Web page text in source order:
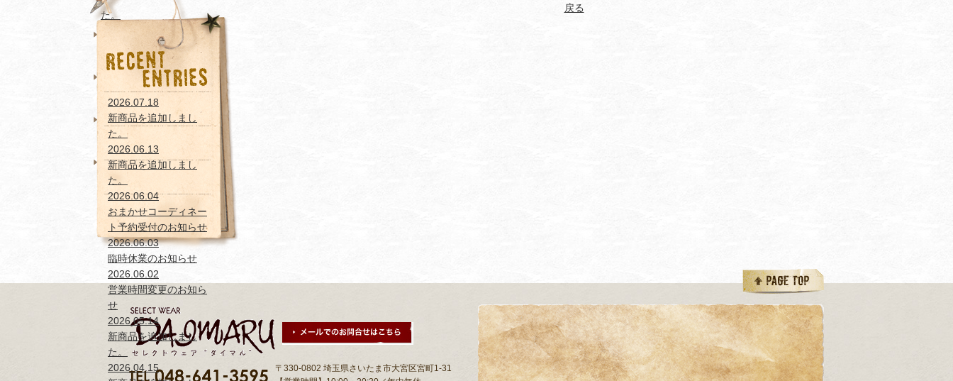
た。
新商品を追加しまし
た。
おまかせコーディネー
ト予約受付のお知らせ
新商品を追加しまし
新商品を追加しまし
た。
2026.07.18
新商品を追加しまし
た。
2026.06.13
新商品を追加しまし
た。
2026.06.04
おまかせコーディネー
ト予約受付のお知らせ
2026.06.03
臨時休業のお知らせ
2026.06.02
営業時間変更のお知ら
せ
2026.05.14
新商品を追加しまし
た。
2026.04.15
戻る
〒330-0802 埼玉県さいたま市大宮区宮町1-31